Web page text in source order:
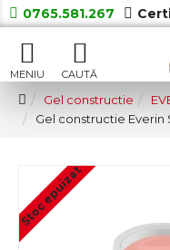
0765.581.267
Gel constructie
Gel constructie Everin
Stoc epuizat